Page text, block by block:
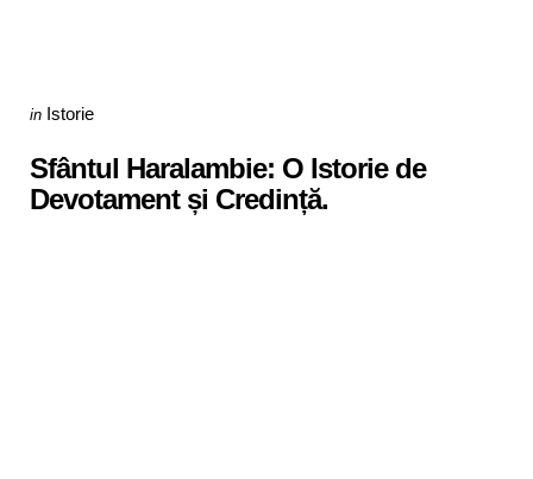
Categories
Posted
in Istorie
Sfântul Haralambie: O Istorie de
Devotament și Credință.